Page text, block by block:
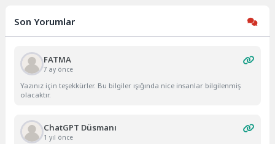
Son Yorumlar
FATMA
7 ay önce
Yazınız için teşekkürler. Bu bilgiler ışığında nice insanlar bilgilenmiş
olacaktır.
ChatGPT Düsmanı
1 yıl önce